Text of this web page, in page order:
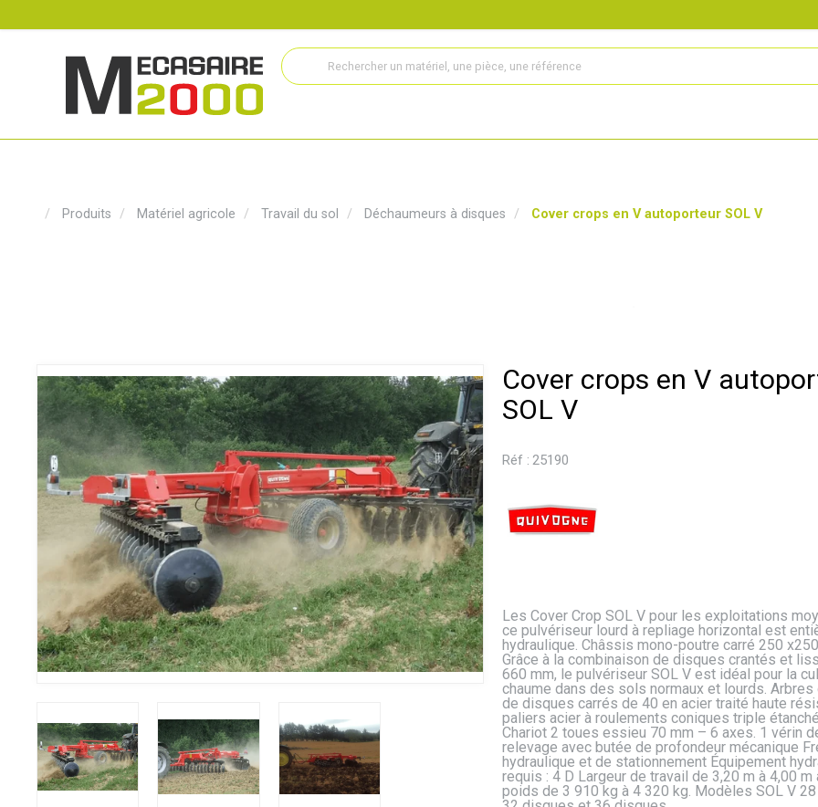
Produits Matériel agricole Travail du sol Déchaumeurs à disques Cover crops en V autoporteur SOL V
Cover crops en V
SOL V
Réf : 25190
Les Cover Crop SOL V pour les exploitations
ce pulvériseur lourd à repliage horizontal est
hydraulique. Châssis mono-poutre carré 250 x250
Grâce à la combinaison de disques crantés et
660 mm, le pulvériseur SOL V est idéal pour la
chaume dans des sols normaux et lourds. Arbres
de disques carrés de 40 en acier traité haute
paliers acier à roulements coniques triple
Chariot 2 toues essieu 70 mm – 6 axes. 1 vérin
relevage avec butée de profondeur mécanique
hydraulique et de stationnement Équipement
requis : 4 D Largeur de travail de 3,20 m à 4,00 m
poids de 3 910 kg à 4 320 kg. Modèles SOL V